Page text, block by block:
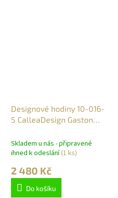
Designové hodiny 10-016-
5 CalleaDesign Gaston
Skladem u nás - připravené
ihned k odeslání(1 ks)
2 480 Kč
Do košíku